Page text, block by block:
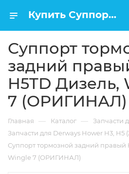
Купить Суппорт тормозной задний правый Hover H5TD Дизель, Wingle 7 (ОРИГИНАЛ) в Москве по низкой цене
Суппорт
задний
H5TD Дизель,
7 (ОРИГИНАЛ)
Главная — Каталог — Запчасти
Запчасти для Derways Hower H3, H5
Суппорт тормозной задний правый
Wingle 7 (ОРИГИНАЛ)